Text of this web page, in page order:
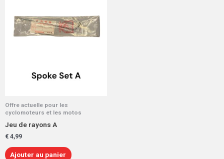
Offre actuelle pour les
cyclomoteurs et les motos
Jeu de rayons A
€ 4,99
Ajouter au panier